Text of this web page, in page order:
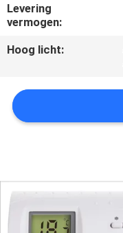
OM
EEN
CITAAT
SITEMAP
Levering
vermogen:
Hoog licht: